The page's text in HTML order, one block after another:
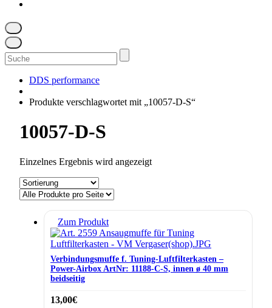
Suchen
nach:
DDS performance
Produkte verschlagwortet mit „10057-D-S“
10057-D-S
Einzelnes Ergebnis wird angezeigt
Zum Produkt
Verbindungsmuffe f. Tuning-Luftfilterkasten –
Power-Airbox ArtNr: 11188-C-S, innen ø 40 mm
beidseitig
13,00€